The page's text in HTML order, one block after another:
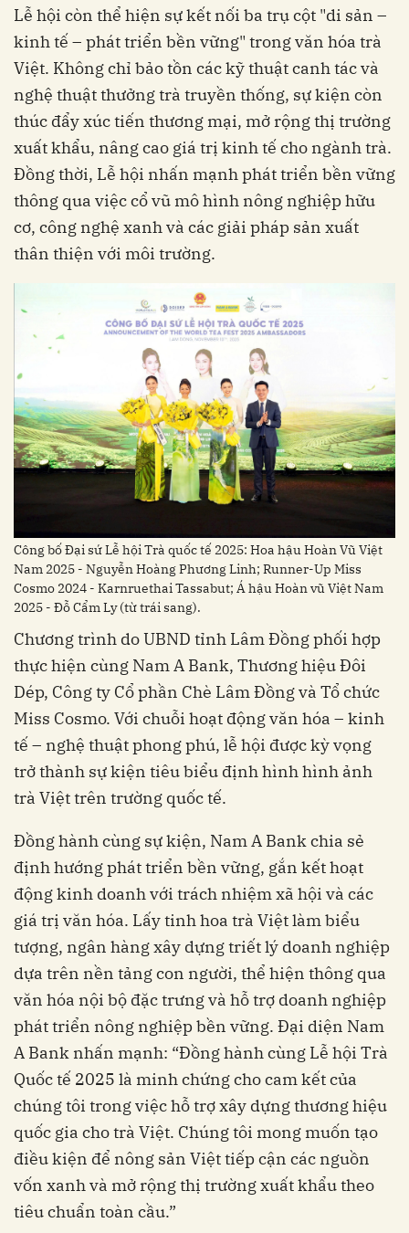
Lễ hội còn thể hiện sự kết nối ba trụ cột "di sản –
kinh tế – phát triển bền vững" trong văn hóa trà
Việt. Không chỉ bảo tồn các kỹ thuật canh tác và
nghệ thuật thưởng trà truyền thống, sự kiện còn
thúc đẩy xúc tiến thương mại, mở rộng thị trường
xuất khẩu, nâng cao giá trị kinh tế cho ngành trà.
Đồng thời, Lễ hội nhấn mạnh phát triển bền vững
thông qua việc cổ vũ mô hình nông nghiệp hữu
cơ, công nghệ xanh và các giải pháp sản xuất
thân thiện với môi trường.
Công bố Đại sứ Lễ hội Trà quốc tế 2025: Hoa hậu Hoàn Vũ Việt
Nam 2025 - Nguyễn Hoàng Phương Linh; Runner-Up Miss
Cosmo 2024 - Karnruethai Tassabut; Á hậu Hoàn vũ Việt Nam
2025 - Đỗ Cẩm Ly (từ trái sang).
Chương trình do UBND tỉnh Lâm Đồng phối hợp
thực hiện cùng Nam A Bank, Thương hiệu Đôi
Dép, Công ty Cổ phần Chè Lâm Đồng và Tổ chức
Miss Cosmo. Với chuỗi hoạt động văn hóa – kinh
tế – nghệ thuật phong phú, lễ hội được kỳ vọng
trở thành sự kiện tiêu biểu định hình hình ảnh
trà Việt trên trường quốc tế.
Đồng hành cùng sự kiện, Nam A Bank chia sẻ
định hướng phát triển bền vững, gắn kết hoạt
động kinh doanh với trách nhiệm xã hội và các
giá trị văn hóa. Lấy tinh hoa trà Việt làm biểu
tượng, ngân hàng xây dựng triết lý doanh nghiệp
dựa trên nền tảng con người, thể hiện thông qua
văn hóa nội bộ đặc trưng và hỗ trợ doanh nghiệp
phát triển nông nghiệp bền vững. Đại diện Nam
A Bank nhấn mạnh: “Đồng hành cùng Lễ hội Trà
Quốc tế 2025 là minh chứng cho cam kết của
chúng tôi trong việc hỗ trợ xây dựng thương hiệu
quốc gia cho trà Việt. Chúng tôi mong muốn tạo
điều kiện để nông sản Việt tiếp cận các nguồn
vốn xanh và mở rộng thị trường xuất khẩu theo
tiêu chuẩn toàn cầu.”